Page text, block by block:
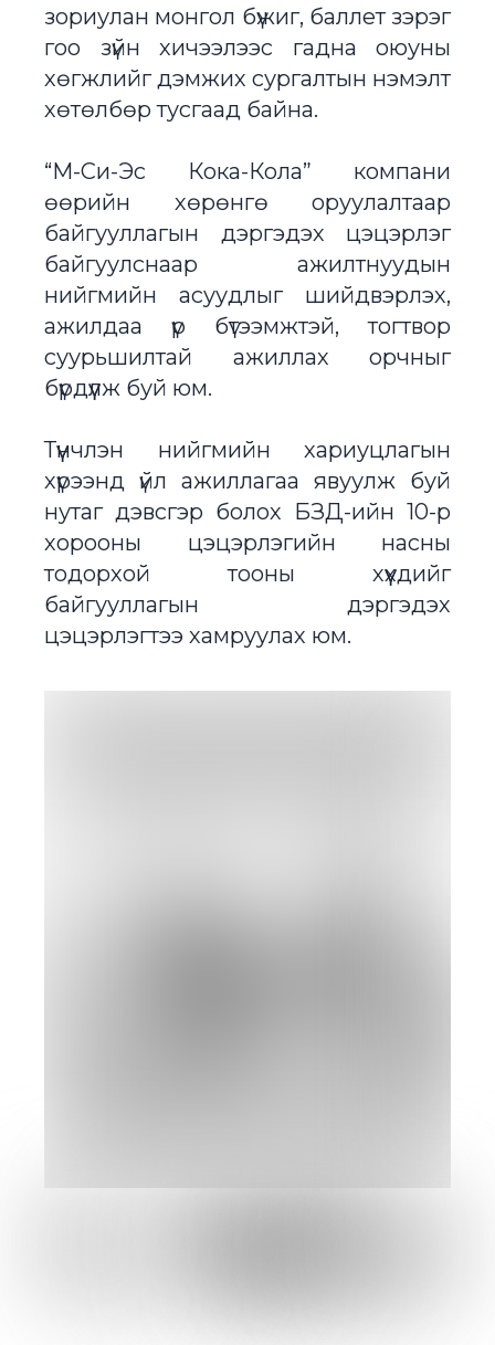
зориулан монгол бүжиг, баллет зэрэг
гоо зүйн хичээлээс гадна оюуны
хөгжлийг дэмжих сургалтын нэмэлт
хөтөлбөр тусгаад байна.
“М-Си-Эс Кока-Кола” компани
өөрийн хөрөнгө оруулалтаар
байгууллагын дэргэдэх цэцэрлэг
байгуулснаар ажилтнуудын
нийгмийн асуудлыг шийдвэрлэх,
ажилдаа үр бүтээмжтэй, тогтвор
суурьшилтай ажиллах орчныг
бүрдүүлж буй юм.
Түүнчлэн нийгмийн хариуцлагын
хүрээнд үйл ажиллагаа явуулж буй
нутаг дэвсгэр болох БЗД-ийн 10-р
хорооны цэцэрлэгийн насны
тодорхой тооны хүүхдийг
байгууллагын дэргэдэх
цэцэрлэгтээ хамруулах юм.